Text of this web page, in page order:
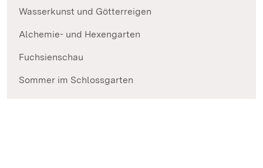
Wasserkunst und Götterreigen
Alchemie- und Hexengarten
Fuchsienschau
Sommer im Schlossgarten